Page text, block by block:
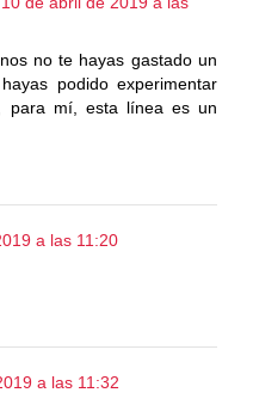
no te hayas gastado un
podido experimentar
para mí, esta línea es un
a las 11:20
a las 11:32